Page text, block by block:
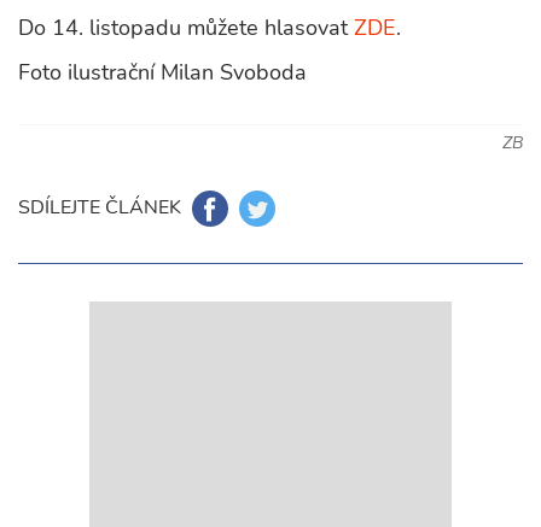
Do 14. listopadu můžete hlasovatZDE.
Foto ilustrační Milan Svoboda
ZB
SDÍLEJTE ČLÁNEK